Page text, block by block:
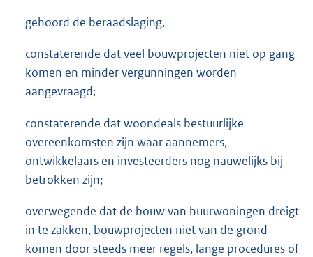
gehoord de beraadslaging,
constaterende dat veel bouwprojecten niet op gang
komen en minder vergunningen worden
aangevraagd;
constaterende dat woondeals bestuurlijke
overeenkomsten zijn waar aannemers,
ontwikkelaars en investeerders nog nauwelijks bij
betrokken zijn;
overwegende dat de bouw van huurwoningen dreigt
in te zakken, bouwprojecten niet van de grond
komen door steeds meer regels, lange procedures of